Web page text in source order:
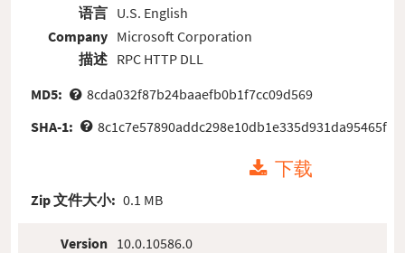
语言
Company
描述
U.S. English
Microsoft Corporation
RPC HTTP DLL
MD5:
8cda032f87b24baaefb0b1f7cc09d569
SHA-1:
8c1c7e57890addc298e10db1e335d931da95465f
下载
Zip 文件大小: 0.1 MB
Version 10.0.10586.0